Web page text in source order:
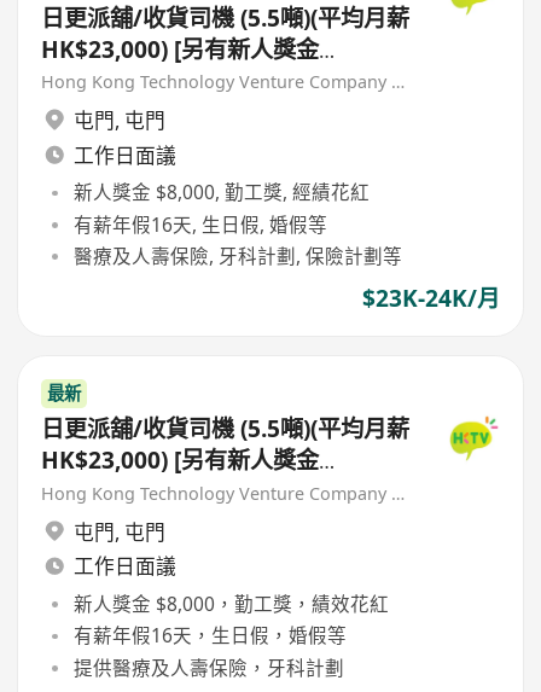
日更派舖/收貨司機 (5.5噸)(平均月薪
HK$23,000) [另有新人獎金
$8,000#]
Hong Kong Technology Venture Company Limited(HKTV)
屯門, 屯門
工作日面議
新人獎金 $8,000, 勤工獎, 經績花紅
有薪年假16天, 生日假, 婚假等
醫療及人壽保險, 牙科計劃, 保險計劃等
$23K-24K/月
最新
日更派舖/收貨司機 (5.5噸)(平均月薪
HK$23,000) [另有新人獎金
$8,000#]
Hong Kong Technology Venture Company Limited(HKTV)
屯門, 屯門
工作日面議
新人獎金 $8,000，勤工獎，績效花紅
有薪年假16天，生日假，婚假等
提供醫療及人壽保險，牙科計劃